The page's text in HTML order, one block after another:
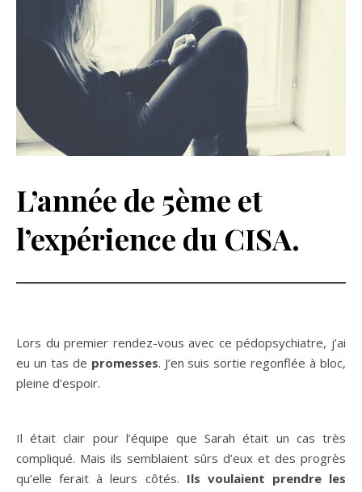
L’année de 5ème et
l’expérience du CISA.
Lors du premier rendez-vous avec ce pédopsychiatre, j’ai
eu un tas de promesses. J’en suis sortie regonflée à bloc,
pleine d’espoir.
Il était clair pour l’équipe que Sarah était un cas très
compliqué. Mais ils semblaient sûrs d’eux et des progrès
qu’elle ferait à leurs côtés. Ils voulaient prendre les